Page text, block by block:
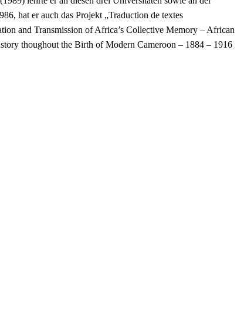
hat er auch das Projekt „Traduction de textes
and Transmission of Africa’s Collective Memory – African
thoughout the Birth of Modern Cameroon – 1884 – 1916